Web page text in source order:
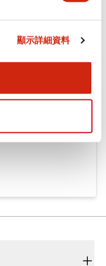
顯示詳細資料
技術文件